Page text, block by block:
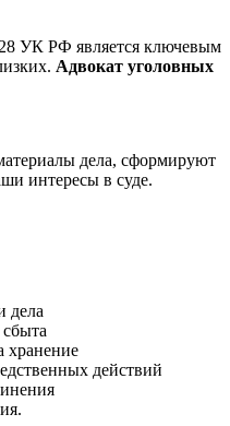
УК РФ является ключевым
Адвокат уголовных
дела, сформируют
интересы в суде.
дела
хранение
действий